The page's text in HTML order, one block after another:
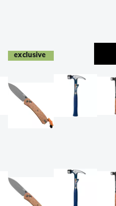
exclusive